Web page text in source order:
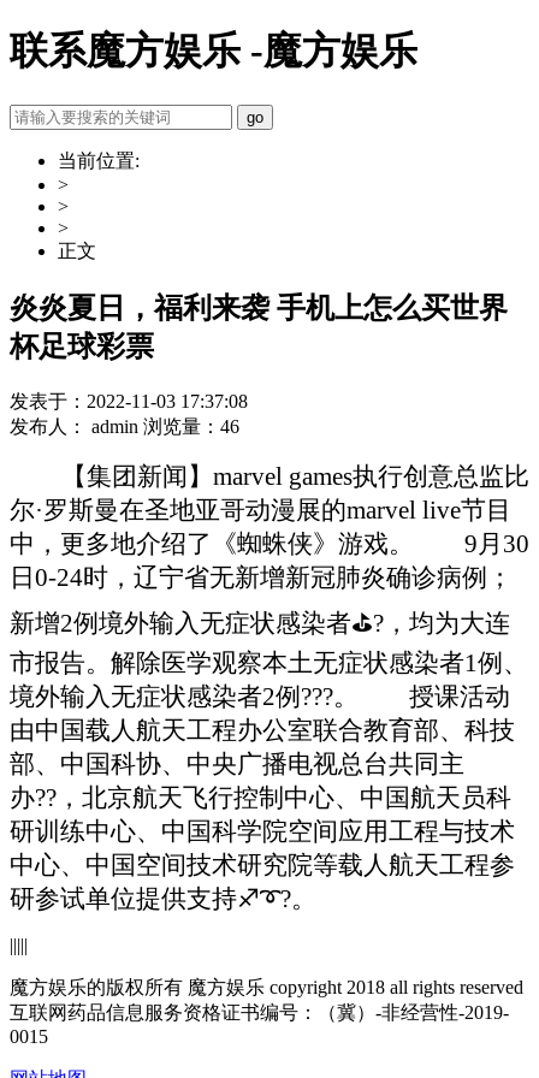
联系魔方娱乐 -魔方娱乐
当前位置:
>
>
>
正文
炎炎夏日，福利来袭 手机上怎么买世界
杯足球彩票
发表于：2022-11-03 17:37:08
发布人： admin 浏览量：46
【集团新闻】marvel games执行创意总监比
尔·罗斯曼在圣地亚哥动漫展的marvel live节目
中，更多地介绍了《蜘蛛侠》游戏。 9月30
日0-24时，辽宁省无新增新冠肺炎确诊病例；
新增2例境外输入无症状感染者⛳?，均为大连
市报告。解除医学观察本土无症状感染者1例、
境外输入无症状感染者2例???。
授课活动
由中国载人航天工程办公室联合教育部、科技
部、中国科协、中央广播电视总台共同主
办??，北京航天飞行控制中心、中国航天员科
研训练中心、中国科学院空间应用工程与技术
中心、中国空间技术研究院等载人航天工程参
研参试单位提供支持♐➰?。
|||||
魔方娱乐的版权所有 魔方娱乐 copyright 2018 all rights reserved
互联网药品信息服务资格证书编号：（冀）-非经营性-2019-
0015